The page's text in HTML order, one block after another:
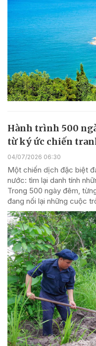
Hành trình 500
từ ký ức chiến
04/07/2026 06:30
Một chiến dịch đặc biệt
nước: tìm lại danh tính
Trong 500 ngày đêm,
đang nối lại những cuộc